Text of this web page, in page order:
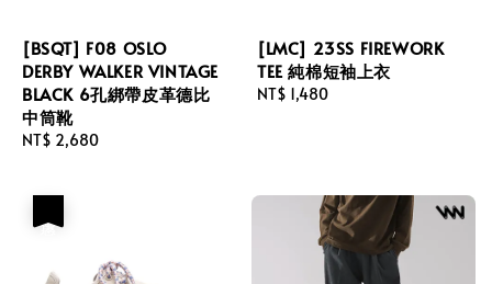
[BSQT] F08 OSLO
DERBY WALKER VINTAGE
BLACK 6孔綁帶皮革德比
中筒靴
Regular
NT$ 2,680
[LMC] 23SS FIREWORK
TEE 純棉短袖上衣
Regular
NT$ 1,480